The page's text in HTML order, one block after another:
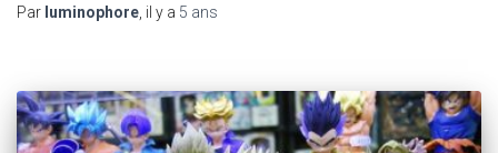
Par luminophore, il y a 5 ans